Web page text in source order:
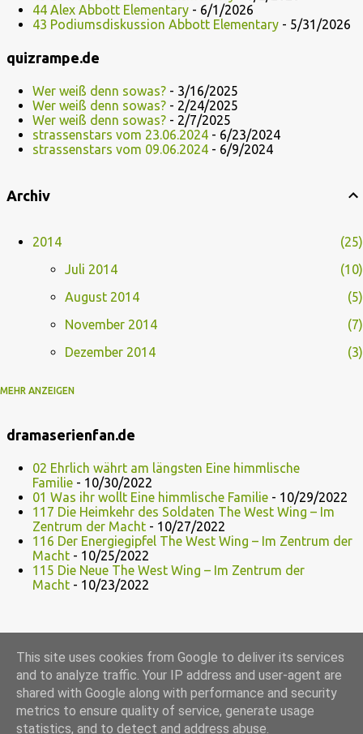
44 Alex Abbott Elementary - 6/1/2026
43 Podiumsdiskussion Abbott Elementary - 5/31/2026
quizrampe.de
Wer weiß denn sowas? - 3/16/2025
Wer weiß denn sowas? - 2/24/2025
Wer weiß denn sowas? - 2/7/2025
strassenstars vom 23.06.2024 - 6/23/2024
strassenstars vom 09.06.2024 - 6/9/2024
Archiv
2014
25
Juli 2014
10
August 2014
5
November 2014
7
Dezember 2014
3
2015
Oktober 2015
November 2015
2016
August 2016
November 2016
Mai 2017
Juni 2017
2018
MEHR ANZEIGEN
dramaserienfan.de
02 Ehrlich währt am längsten Eine himmlische
Familie - 10/30/2022
01 Was ihr wollt Eine himmlische Familie - 10/29/2022
117 Die Heimkehr des Soldaten The West Wing – Im
Zentrum der Macht - 10/27/2022
116 Der Energiegipfel The West Wing – Im Zentrum der
Macht - 10/25/2022
115 Die Neue The West Wing – Im Zentrum der
Macht - 10/23/2022
Datenschutzerklärung
Disclaimer /Nutzungsbedingungen
This site uses cookies from Google to deliver its services
and to analyze traffic. Your IP address and user-agent are
shared with Google along with performance and security
metrics to ensure quality of service, generate usage
statistics, and to detect and address abuse.